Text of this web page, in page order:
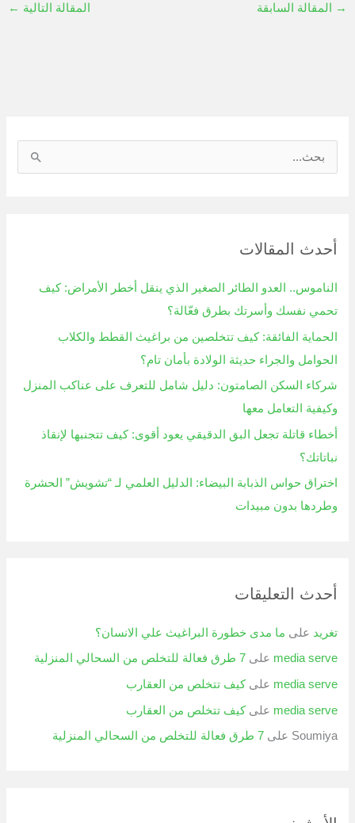
→ المقالة السابقة المقالة التالية ←
ثأحدث المقالات
الناموس.. العدو الطائر الصغير الذي ينقل أخطر الأمراض: كيف
تحمي نفسك وأسرتك بطرق فعّالة؟
الحماية الفائقة: كيف تتخلصين من براغيث القطط والكلاب
الحوامل والجراء حديثة الولادة بأمان تام؟
شركاء السكن الصامتون: دليل شامل للتعرف على عناكب المنزل
وكيفية التعامل معها
أخطاء قاتلة تجعل البق الدقيقي يعود أقوى: كيف تتجنبها لإنقاذ
نباتاتك؟
اختراق حواس الذبابة البيضاء: الدليل العلمي لـ “تشويش” الحشرة
وطردها بدون مبيدات
أحدث التعليقات
تغريد على ما مدى خطورة البراغيث علي الانسان؟
media serve على7 طرق فعالة للتخلص من السحالي المنزلية
media serve علىكيف تتخلص من العقارب
media serve علىكيف تتخلص من العقارب
Soumiya على7 طرق فعالة للتخلص من السحالي المنزلية